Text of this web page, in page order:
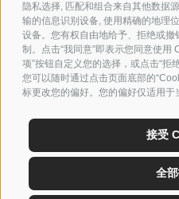
隐私选择, 匹配和组合来自其他数据
输的信息识别设备, 使用精确的地理
设备。您有权自由地给予、拒绝或
制。点击“我同意”即表示您同意使用
项”按钮自定义您的选择，或点击“拒
您可以随时通过点击页面底部的
标更改您的偏好。您的偏好仅适用于
接受
全
QUESTO